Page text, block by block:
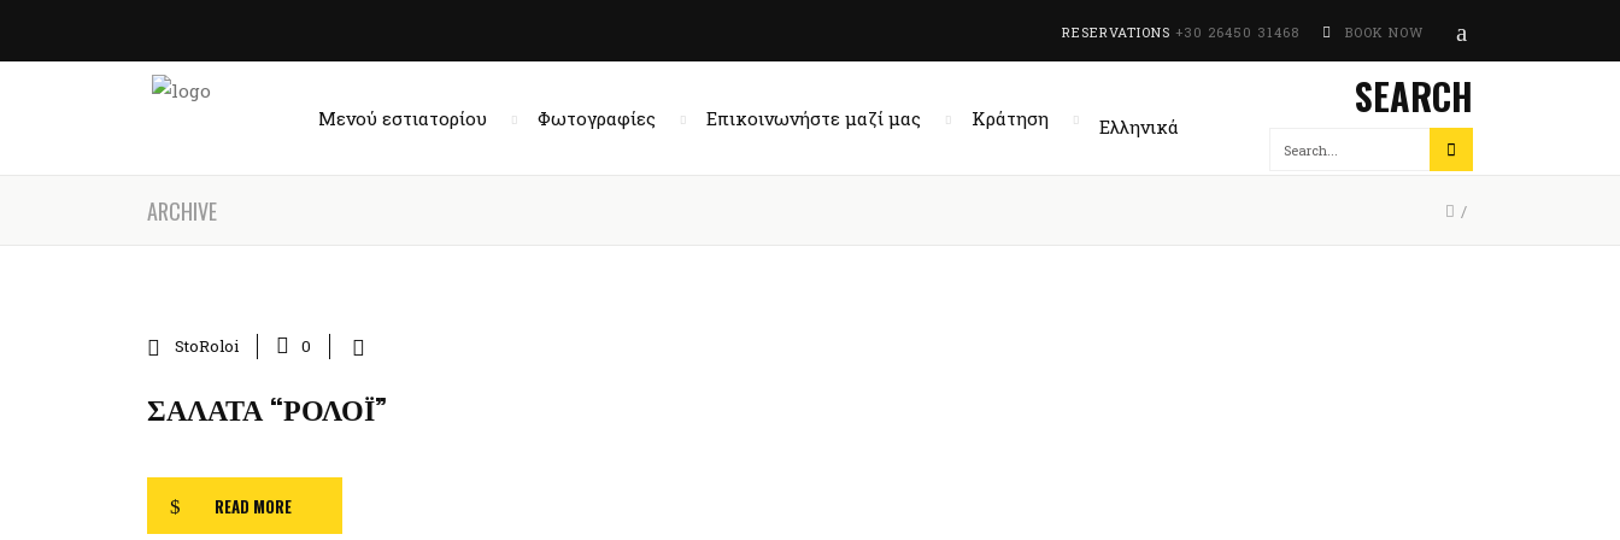
RESERVATIONS +30 26450 31468 BOOK NOW
Μενού εστιατορίου Φωτογραφίες Επικοινωνήστε μαζί μας Κράτηση Ελληνικά
SEARCH
ARCHIVE /
StoRoloi 0
ΣΑΛΆΤΑ “ΡΟΛΌΙ”
READ MORE